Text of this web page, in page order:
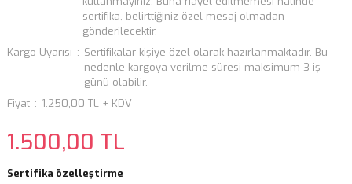
sertifika, belirttiğiniz özel mesaj olmadan
gönderilecektir.
Kargo Uyarısı
Sertifikalar kişiye özel olarak hazırlanmaktadır. Bu
nedenle kargoya verilme süresi maksimum 3 iş
günü olabilir.
Fiyat
1.250,00 TL + KDV
1.500,00 TL
Sertifika özelleştirme